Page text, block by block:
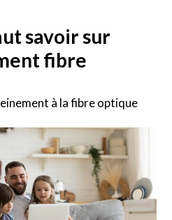
savoir sur
fibre
à la fibre optique